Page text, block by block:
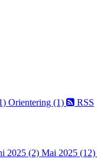
Orientering (1) RSS
2025 (2) Mai 2025 (12)